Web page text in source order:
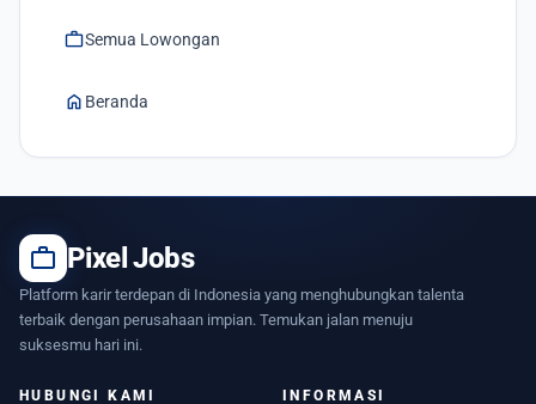
workSemua Lowongan
home Beranda
work Pixel Jobs
Platform karir terdepan di Indonesia yang menghubungkan talenta
terbaik dengan perusahaan impian. Temukan jalan menuju
suksesmu hari ini.
HUBUNGI KAMI INFORMASI